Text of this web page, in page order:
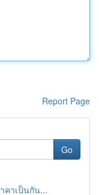
Report Page
Go
คาเป็นกัน...